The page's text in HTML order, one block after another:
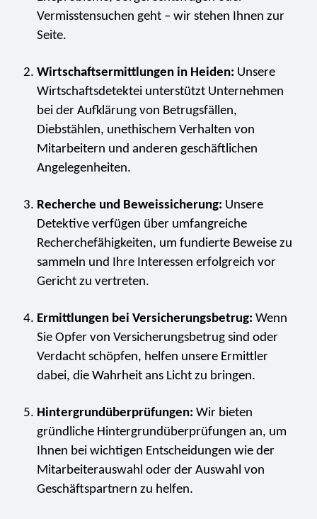
Vermisstensuchen geht – wir stehen Ihnen zur
Seite.
Wirtschaftsermittlungen in Heiden: Unsere
Wirtschaftsdetektei unterstützt Unternehmen
bei der Aufklärung von Betrugsfällen,
Diebstählen, unethischem Verhalten von
Mitarbeitern und anderen geschäftlichen
Angelegenheiten.
Recherche und Beweissicherung: Unsere
Detektive verfügen über umfangreiche
Recherchefähigkeiten, um fundierte Beweise zu
sammeln und Ihre Interessen erfolgreich vor
Gericht zu vertreten.
Ermittlungen bei Versicherungsbetrug: Wenn
Sie Opfer von Versicherungsbetrug sind oder
Verdacht schöpfen, helfen unsere Ermittler
dabei, die Wahrheit ans Licht zu bringen.
Hintergrundüberprüfungen: Wir bieten
gründliche Hintergrundüberprüfungen an, um
Ihnen bei wichtigen Entscheidungen wie der
Mitarbeiterauswahl oder der Auswahl von
Geschäftspartnern zu helfen.